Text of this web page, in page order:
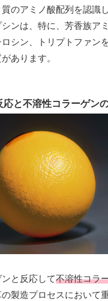
のアミノ酸配列を認識
ンは、特に、芳香族ア
シン、トリプトファン
あります。
応と不溶性コラーゲン
と反応して不溶性コラ
製造プロセスにおいて